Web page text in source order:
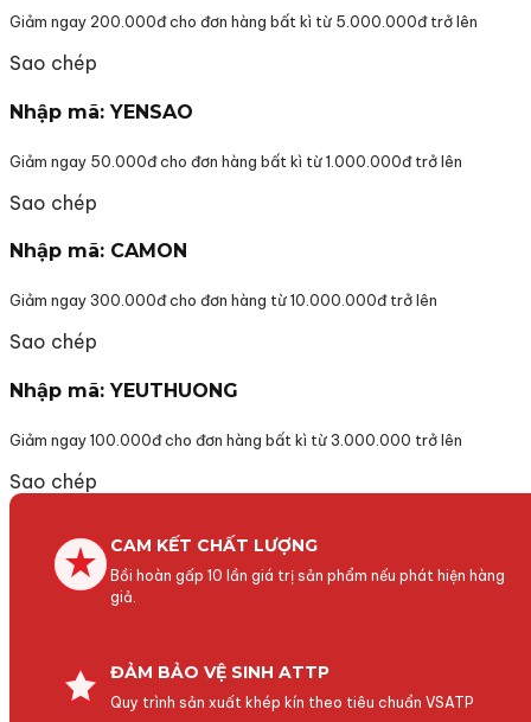
Giảm ngay 200.000đ cho đơn hàng bất kì từ 5.000.000đ trở lên
Sao chép
Nhập mã: YENSAO
Giảm ngay 50.000đ cho đơn hàng bất kì từ 1.000.000đ trở lên
Sao chép
Nhập mã: CAMON
Giảm ngay 300.000đ cho đơn hàng từ 10.000.000đ trở lên
Sao chép
Nhập mã: YEUTHUONG
Giảm ngay 100.000đ cho đơn hàng bất kì từ 3.000.000 trở lên
Sao chép
CAM KẾT CHẤT LƯỢNG
Bồi hoàn gấp 10 lần giá trị sản phẩm nếu phát hiện hàng
giả.
ĐẢM BẢO VỆ SINH ATTP
Quy trình sản xuất khép kín theo tiêu chuẩn VSATP